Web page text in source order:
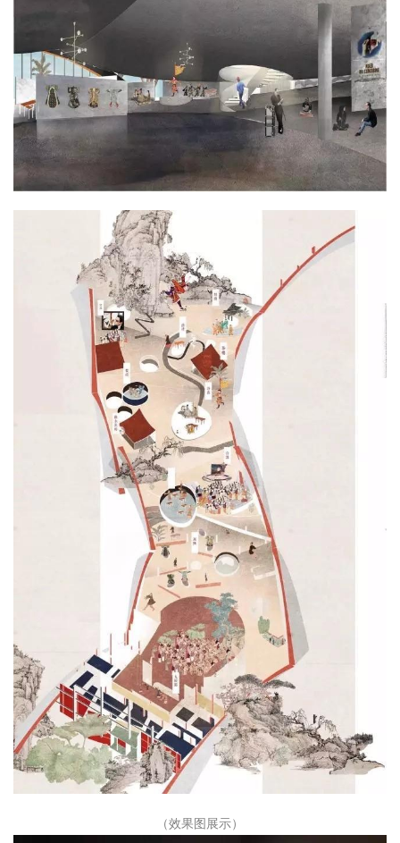
（效果图展示）